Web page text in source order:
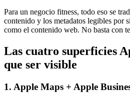
Para un negocio fitness, todo eso se
contenido y los metadatos legibles por
como el contenido web. No basta con
Las cuatro superficies
que ser visible
1. Apple Maps + Apple